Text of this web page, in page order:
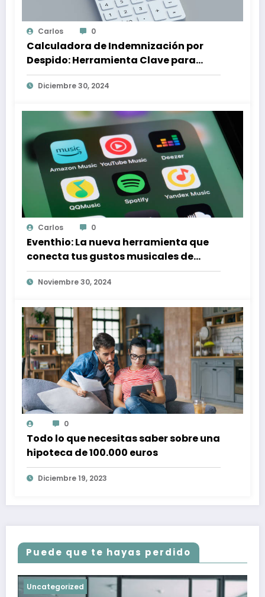
Carlos 0
Calculadora de Indemnización por
Despido: Herramienta Clave para
Proteger tus Derechos Laborales
Diciembre 30, 2024
Carlos 0
Eventhio: La nueva herramienta que
conecta tus gustos musicales de
Spotify con conciertos en tu zona
Noviembre 30, 2024
0
Todo lo que necesitas saber sobre una
hipoteca de 100.000 euros
Diciembre 19, 2023
Puede que te hayas perdido
Uncategorized